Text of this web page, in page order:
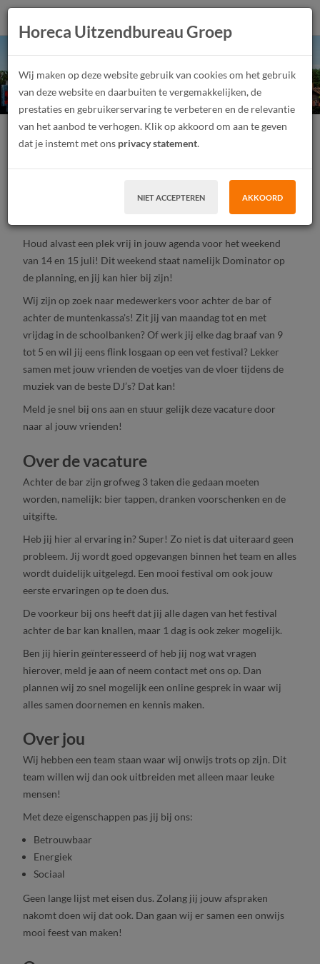
Dominator 2023!
Festivalmedewerker Junior
Parttime
Houd alvast een plek vrij in jouw agenda voor het weekend
van 14 en 15 juli! Dit weekend staat namelijk Dominator op
de planning, en jij kan hier bij zijn!
Wij zijn op zoek naar medewerkers voor achter de bar of
achter de muntenkassa's! Zit jij van maandag tot en met
vrijdag in de schoolbanken? Of werk jij elke dag braaf van 9
tot 5 en wil jij eens flink losgaan op een vet festival? Lekker
samen met jouw vrienden de voetjes van de vloer tijdens de
muziek van de beste DJ’s? Dat kan!
Meld je snel bij ons aan en stuur gelijk deze vacature door
naar al jouw vrienden!
Over de vacature
Achter de bar zijn grofweg 3 taken die gedaan moeten
worden, namelijk: bier tappen, dranken voorschenken en de
uitgifte.
Heb jij hier al ervaring in? Super! Zo niet is dat uiteraard geen
probleem. Jij wordt goed opgevangen binnen het team en alles
wordt duidelijk uitgelegd. Een mooi festival om ook jouw
eerste ervaringen op te doen dus.
De voorkeur bij ons heeft dat jij alle dagen van het festival
achter de bar kan knallen, maar 1 dag is ook zeker mogelijk.
Ben jij hierin geïnteresseerd of heb jij nog wat vragen
hierover, meld je aan of neem contact met ons op. Dan
plannen wij zo snel mogelijk een online gesprek in waar wij
alles samen doornemen en kennis maken.
Over jou
Wij hebben een team staan waar wij onwijs trots op zijn. Dit
team willen wij dan ook uitbreiden met alleen maar leuke
mensen!
Met deze eigenschappen pas jij bij ons:
Betrouwbaar
Energiek
Sociaal
Geen lange lijst met eisen dus. Zolang jij jouw afspraken
nakomt doen wij dat ook. Dan gaan wij er samen een onwijs
mooi feest van maken!
Horeca Uitzendbureau Groep
Wij maken op deze website gebruik van cookies om het gebruik
van deze website en daarbuiten te vergemakkelijken, de
prestaties en gebruikerservaring te verbeteren en de relevantie
van het aanbod te verhogen. Klik op akkoord om aan te geven
dat je instemt met ons privacy statement.
NIET ACCEPTEREN AKKOORD